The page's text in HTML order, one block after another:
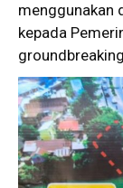
menggunakan
kepada